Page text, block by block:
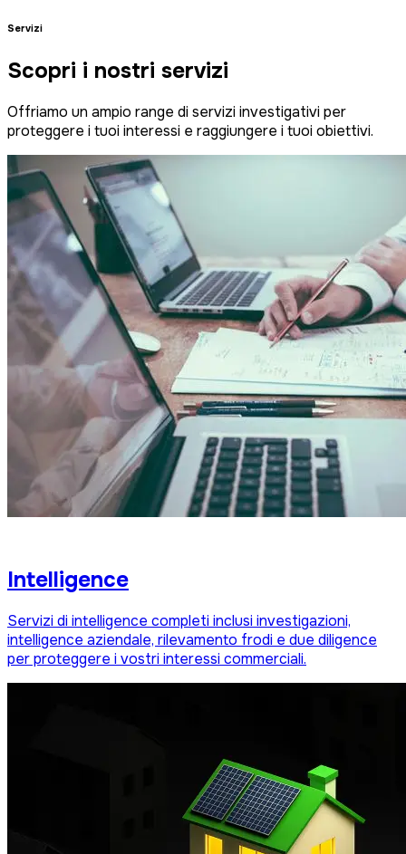
Servizi
Scopri i nostri servizi
Offriamo un ampio range di servizi investigativi per
proteggere i tuoi interessi e raggiungere i tuoi obiettivi.
Intelligence
Servizi di intelligence completi inclusi investigazioni,
intelligence aziendale, rilevamento frodi e due diligence
per proteggere i vostri interessi commerciali.